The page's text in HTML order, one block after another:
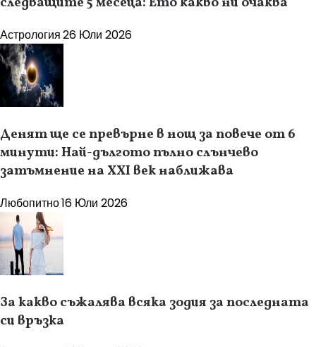
Астрология26 Юли 2026
Денят ще се превърне в нощ за повече от 6
минути: Най-дългото пълно слънчево
затъмнение на XXI век наближава
Любопитно16 Юли 2026
За какво съжалява всяка зодия за последната
си връзка